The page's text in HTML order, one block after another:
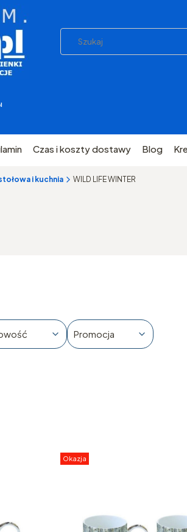
Czas i koszty dostawy Blog
i kuchnia WILD LIFE WINTER
Promocja
Okazja